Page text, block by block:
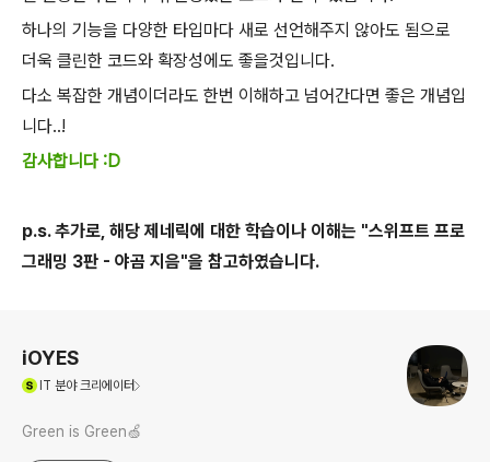
하나의 기능을 다양한 타입마다 새로 선언해주지 않아도 됨으로
더욱 클린한 코드와 확장성에도 좋을것입니다.
다소 복잡한 개념이더라도 한번 이해하고 넘어간다면 좋은 개념입
니다..!
감사합니다 :D
p.s. 추가로, 해당 제네릭에 대한 학습이나 이해는 "스위프트 프로
그래밍 3판 - 야곰 지음"을 참고하였습니다.
iOYES
IT 분야 크리에이터
Green is Green🍏